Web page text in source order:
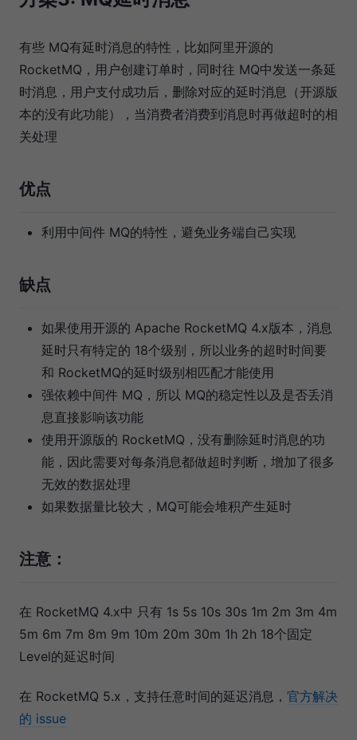
有些 MQ有延时消息的特性，比如阿里开源的
RocketMQ，用户创建订单时，同时往 MQ中发送一条延
时消息，用户支付成功后，删除对应的延时消息（开源版
本的没有此功能），当消费者消费到消息时再做超时的相
关处理
优点
利用中间件 MQ的特性，避免业务端自己实现
缺点
如果使用开源的 Apache RocketMQ 4.x版本，消息
延时只有特定的 18个级别，所以业务的超时时间要
和 RocketMQ的延时级别相匹配才能使用
强依赖中间件 MQ，所以 MQ的稳定性以及是否丢消
息直接影响该功能
使用开源版的 RocketMQ，没有删除延时消息的功
能，因此需要对每条消息都做超时判断，增加了很多
无效的数据处理
如果数据量比较大，MQ可能会堆积产生延时
注意：
在 RocketMQ 4.x中 只有 1s 5s 10s 30s 1m 2m 3m 4m
5m 6m 7m 8m 9m 10m 20m 30m 1h 2h 18个固定
Level的延迟时间
在 RocketMQ 5.x，支持任意时间的延迟消息， 官方解决
的 issue